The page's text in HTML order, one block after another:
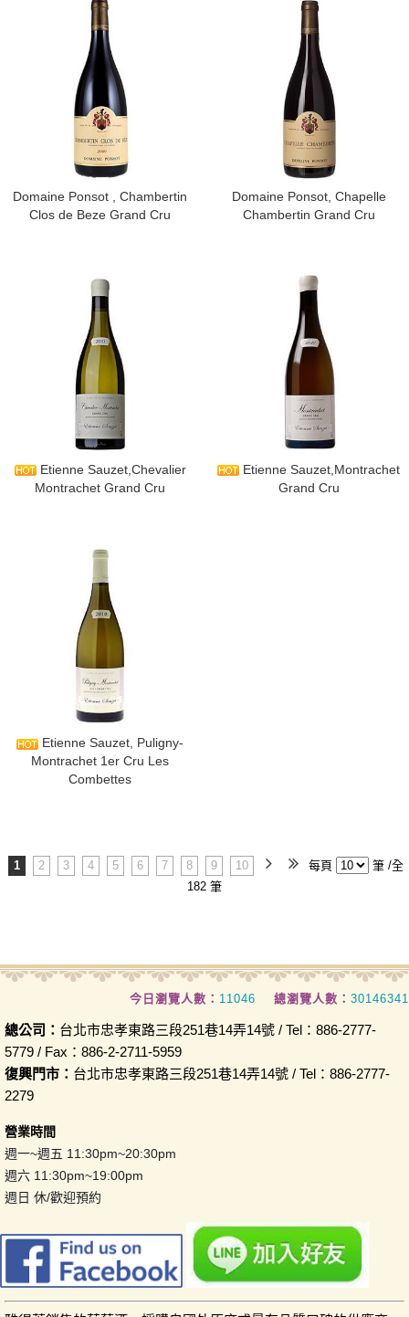
​Domaine Ponsot , Chambertin
Clos de Beze Grand Cru
​Domaine Ponsot, Chapelle
Chambertin Grand Cru
​Etienne Sauzet,Chevalier
Montrachet Grand Cru
​Etienne Sauzet,Montrachet
Grand Cru
​Etienne Sauzet, Puligny-
Montrachet 1er Cru Les
Combettes
1 2 3 4 5 6 7 8 9 10 每頁
筆 /全
182 筆
今日瀏覽人數： 11046 總瀏覽人數： 30146341
總公司： 台北市忠孝東路三段251巷14弄14號 / Tel：886-2777-
5779 / Fax：886-2-2711-5959
復興門市： 台北市忠孝東路三段251巷14弄14號 / Tel：886-2777-
2279
營業時間
週一~週五 11:30pm~20:30pm
週六 11:30pm~19:00pm
週日 休/歡迎預約